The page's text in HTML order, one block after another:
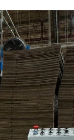
CINE
Cinema
inaugura el
Changarro
Trayectoria
52 minutes